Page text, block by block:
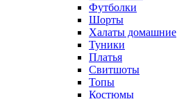
Футболки
Шорты
Халаты домашние
Туники
Платья
Свитшоты
Топы
Костюмы